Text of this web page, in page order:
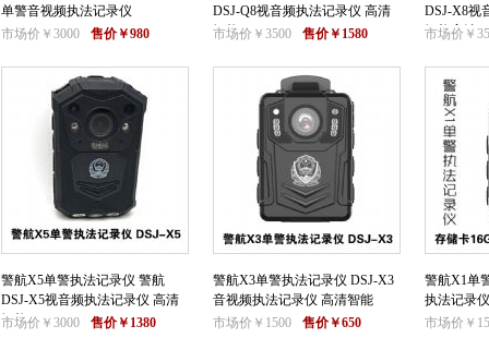
单警音视频执法记录仪
市场价￥3000
售价￥980
DSJ-Q8视音频执法记录仪 高清
智能
市场价￥3500 售价￥1580
DSJ-X8视
智能高清
市场价￥
警航X5单警执法记录仪 警航
DSJ-X5视音频执法记录仪 高清
智能
市场价￥3000 售价￥1380
警航X3单警执法记录仪 DSJ-X3
音视频执法记录仪 高清智能
市场价￥1500
售价￥650
警航X1单
执法记录仪
市场价￥